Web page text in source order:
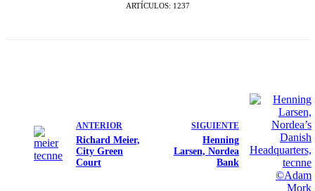
ARTÍCULOS: 1237
ANTERIOR
Richard Meier,
City Green
Court
SIGUIENTE
Henning
Larsen, Nordea
Bank